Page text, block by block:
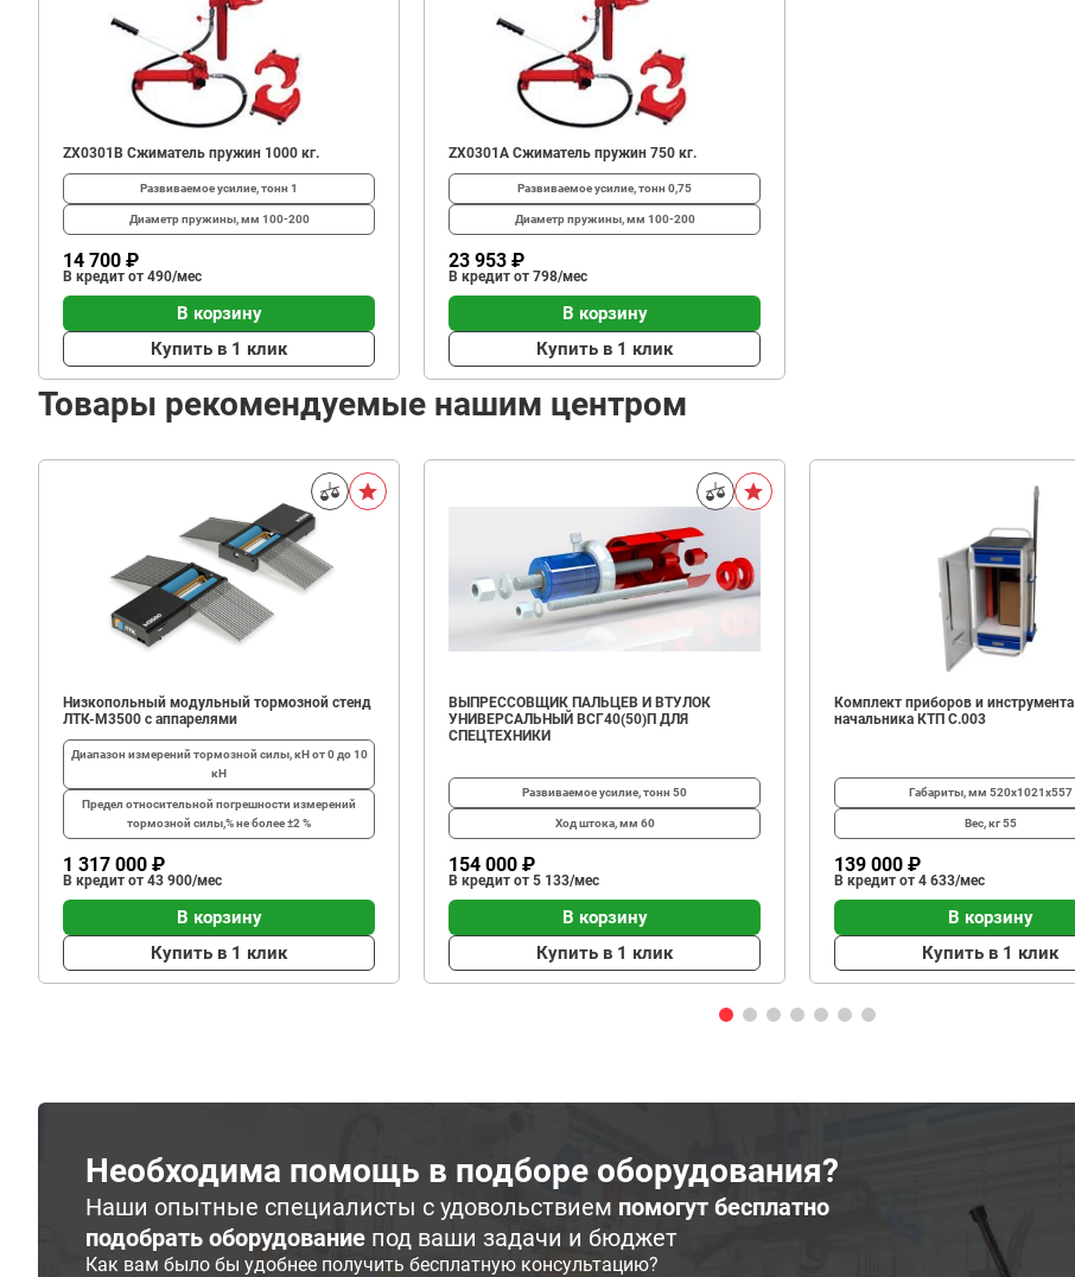
ZX0301B Сжиматель пружин 1000 кг.
Развиваемое усилие, тонн 1
Диаметр пружины, мм 100-200
14 700 ₽
В кредит от 490/мес
В корзину
Купить в 1 клик
ZX0301А Сжиматель пружин 750 кг.
Развиваемое усилие, тонн 0,75
Диаметр пружины, мм 100-200
23 953 ₽
В кредит от 798/мес
В корзину
Купить в 1 клик
Товары рекомендуемые нашим центром
Низкопольный модульный тормозной стенд
ЛТК-М3500 с аппарелями
Диапазон измерений тормозной силы, кНот 0 до 10
кН
Предел относительной погрешности измерений
тормозной силы,%не более ±2 %
1 317 000 ₽
В кредит от 43 900/мес
В корзину
Купить в 1 клик
ВЫПРЕССОВЩИК ПАЛЬЦЕВ И ВТУЛОК
УНИВЕРСАЛЬНЫЙ ВСГ40(50)П ДЛЯ
СПЕЦТЕХНИКИ
Развиваемое усилие, тонн 50
Ход штока, мм 60
154 000 ₽
В кредит от 5 133/мес
В корзину
Купить в 1 клик
Комплект приборов и инструмента
начальника КТП C.003
Габариты, мм 520х1021х557
Вес, кг55
139 000 ₽
В кредит от 4 633/мес
В корзину
Купить в 1 клик
Необходима помощь в подборе оборудования?
Наши опытные специалисты с удовольствием помогут бесплатно
подобрать оборудование под ваши задачи и бюджет
Как вам было бы удобнее получить бесплатную консультацию?